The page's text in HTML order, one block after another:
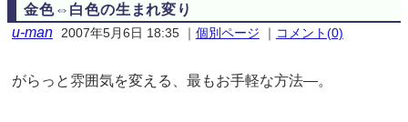
金色⇔白色の生まれ変り
u-man 2007年5月6日 18:35｜ 個別ページ ｜ コメント(0)
がらっと雰囲気を変える、最もお手軽な方法—。